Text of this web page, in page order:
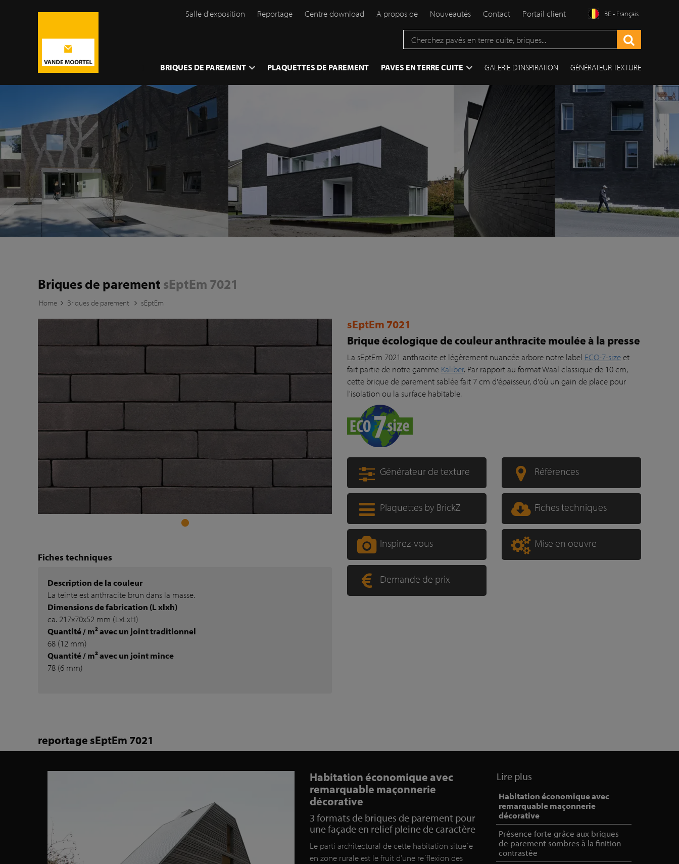
Salle d'exposition Reportage Centre download A propos de Nouveautés Contact Portail client BE - Français
BRIQUES DE PAREMENT PLAQUETTES DE PAREMENT PAVES EN TERRE CUITE GALERIE D'INSPIRATION GÉNÉRATEUR TEXTURE
Briques de parement sEptEm 7021
Home Briques de parement sEptEm
Fiches techniques
Description de la couleur
La teinte est anthracite brun dans la masse.
Dimensions de fabrication (L xlxh)
ca. 217x70x52 mm (LxLxH)
Quantité / m² avec un joint traditionnel
68 (12 mm)
Quantité / m² avec un joint mince
78 (6 mm)
sEptEm 7021
Brique écologique de couleur anthracite moulée à la presse
La sEptEm 7021 anthracite et légèrement nuancée arbore notre label ECO-7-sizeet
fait partie de notre gamme Kaliber. Par rapport au format Waal classique de 10 cm,
cette brique de parement sablée fait 7 cm d'épaisseur, d'où un gain de place pour
l'isolation ou la surface habitable.
Générateur de texture Références
Plaquettes by BrickZ Fiches techniques
Inspirez-vous Mise en oeuvre
Demande de prix
reportage sEptEm 7021
Habitation économique avec
remarquable maçonnerie
décorative
3 formats de briques de parement pour
une façade en relief pleine de caractère
Le parti architectural de cette habitation situe´e
en zone rurale est le fruit d’une re´flexion des
Lire plus
Habitation économique avec
remarquable maçonnerie
décorative
Présence forte grâce aux briques
de parement sombres à la finition
contrastée